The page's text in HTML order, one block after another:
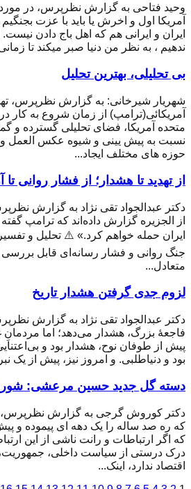
وحید فتاحی به گزارش نظرپرس، در
آمریکا اول و اخرش یا باید با عزت
ایران و ایرانی هم که اهل باج دادن نیست.
ندهیم ، به نظر من دنیا صبر میکند تا
بی تحلیلی، بهترین تحلیل
شهریار شیرخانی: به گزارش نظرپرس،
آمریکائی(ترامپ) از زمان شروع به کار
متحده آمریکا، فضای تحلیلی گسترده و
نسبت به پیش یینی و شیوه عکس العمل و
حوزه های مختلف ایجاد...
از تهدید تا هشدار؛ از فشار روانی تا
دکتر عبدالجواد تقی نژاد به گزارش
از الجزیره گزارش داده‌اند که ترامپ
ایران حمله خواهم کرد.» ⚠️ تحلیل و
جنگ روانی و فشار رسانه‌ای قابل
متعادل...
لزوم جدی گرفتن هشدار تاریخ
دکتر عبدالجواد تقی نژاد به گزارش
فاجعهٔ بزرگ، هشدار می‌دهد؛ اما مردمانِ
پیش از طوفان نوح، هشدار بود و
بود و دنیاطلبی. و امروز نیز، پیش از
دسته گل جدید حسین مرعشی:
دکتر کوروش گرجی به گزارش
که ره صد ساله را یک دهه ای پیموده و
که اگر ارتباطات و رانت ناشی از این
درک درستی از سیاست داخلی،
اقتصاد ندارد، اینک...